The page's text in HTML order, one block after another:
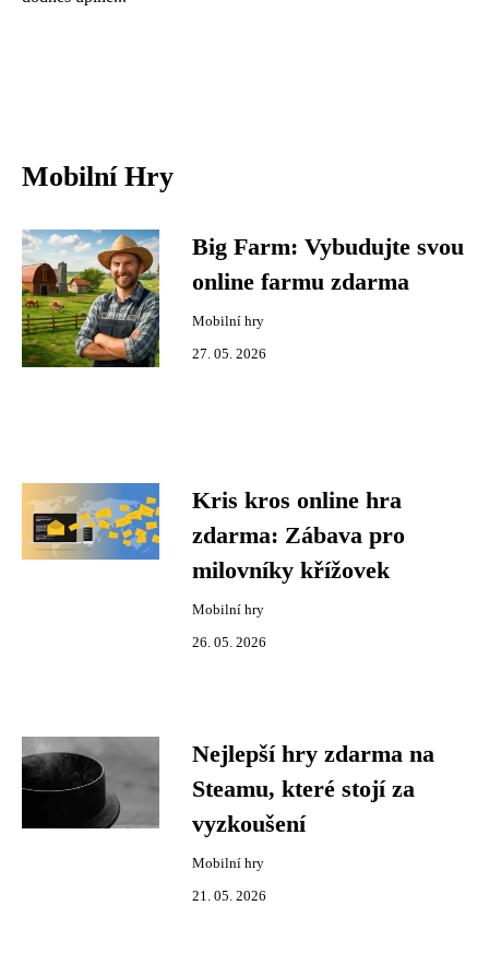
Mobilní Hry
Big Farm: Vybudujte svou
online farmu zdarma
Mobilní hry
27. 05. 2026
Kris kros online hra
zdarma: Zábava pro
milovníky křížovek
Mobilní hry
26. 05. 2026
Nejlepší hry zdarma na
Steamu, které stojí za
vyzkoušení
Mobilní hry
21. 05. 2026